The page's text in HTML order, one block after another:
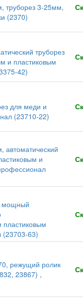
труборез 3-25мм,
(2370)
труборез
и пластиковым
42)
для меди и
(23710-22)
и
мощный
пластиковым
(23703-63)
режущий ролик
23867) ,